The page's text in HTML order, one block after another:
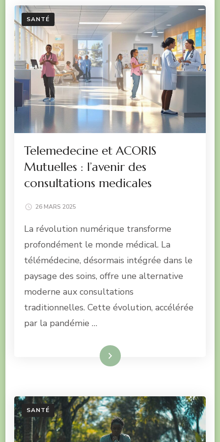
SANTÉ
Telemedecine et ACORIS
Mutuelles : l’avenir des
consultations medicales
26 MARS 2025
La révolution numérique transforme
profondément le monde médical. La
télémédecine, désormais intégrée dans le
paysage des soins, offre une alternative
moderne aux consultations
traditionnelles. Cette évolution, accélérée
par la pandémie …
Lire la suite
SANTÉ